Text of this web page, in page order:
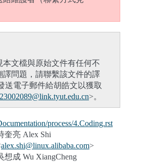
本文檔與原始文件有任何不
譯問題，請聯繫該文件的譯
送電子郵件給胡皓文以獲取
@link.tyut.edu.cn>。
process/4.Coding.rst
奎亮 Alex Shi
alex.shi@linux.alibaba.com>
想成 Wu XiangCheng